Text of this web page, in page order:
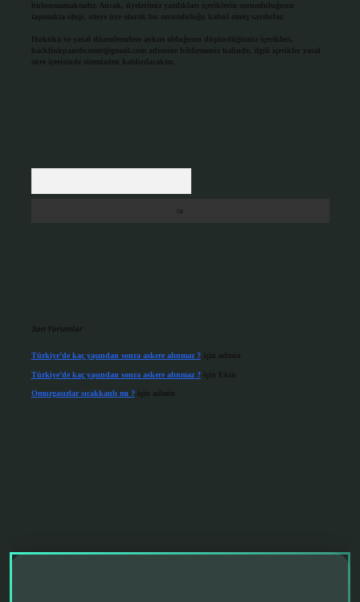
bulunmamaktadır. Ancak, üyelerimiz yazdıkları içeriklerin sorumluluğunu
taşımakta olup, siteye üye olarak bu sorumluluğu kabul etmiş sayılırlar.
Hukuka ve yasal düzenlemelere aykırı olduğunu düşündüğünüz içerikleri,
backlinkpanelicomtr@gmail.com adresine bildirmeniz halinde, ilgili içerikler yasal
süre içerisinde sitemizden kaldırılacaktır.
Son Yorumlar
Türkiye’de kaç yaşından sonra askere alınmaz ?için admin
Türkiye’de kaç yaşından sonra askere alınmaz ?için Ekin
Omurgasızlar sıcakkanlı mı ?için admin